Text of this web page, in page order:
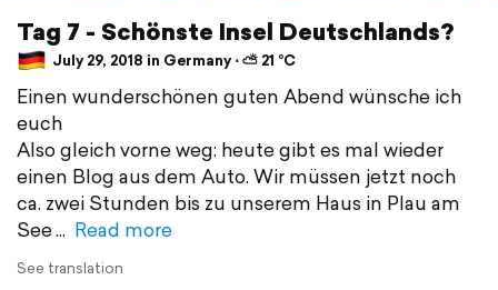
Tag 7 - Schönste Insel Deutschlands?
July 29, 2018 in Germany ⋅ ⛅ 21 °C
Einen wunderschönen guten Abend wünsche ich
euch
Also gleich vorne weg: heute gibt es mal wieder
einen Blog aus dem Auto. Wir müssen jetzt noch
ca. zwei Stunden bis zu unserem Haus in Plau am
See
Read more
See translation